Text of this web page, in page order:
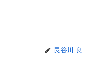
長谷川 良